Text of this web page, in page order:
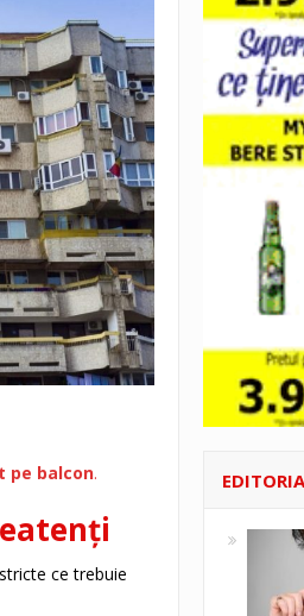
pe balcon.
ce trebuie